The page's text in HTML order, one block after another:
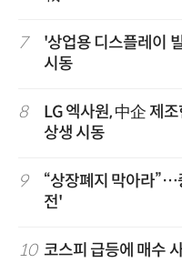
7
'상업용 디스플레이
시동
8
LG 엑사원, 中企 제
상생 시동
9
“상장폐지 막아라”…
전'
10 코스피 급등에 매수